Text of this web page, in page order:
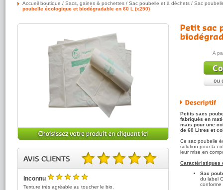
Accueil boutique / Sacs, gaines & pochettes / Sac poubelle et à déchets / Sac
poubelle écologique et biodégradable en 60 L (x250)
5.00 sur 5 basé sur 1 note(s).
Inconnu
5
Texture très agréable au toucher le bio.
A
Petits sacs
fabriqués en
maïs pour une
de 60 Litres et
Ce sac poubelle
solution pour la
leur mise en
Caractéristiques
Sac
du label
conforme